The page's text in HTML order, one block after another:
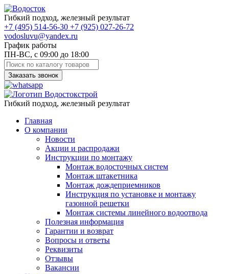
Гибкий подход, железный результат
+7 (495) 514-56-30 +7 (925) 027-26-72
vodosluvu@yandex.ru
График работы
ПН-ВС, с 09:00 до 18:00
Заказать звонок
Гибкий подход, железный результат
Главная
О компании
Новости
Акции и распродажи
Инструкции по монтажу
Монтаж водосточных систем
Монтаж штакетника
Монтаж дождеприемников
Инструкция по установке и монтажу
газонной решетки
Монтаж системы линейного водоотвода
Полезная информация
Гарантии и возврат
Вопросы и ответы
Реквизиты
Отзывы
Вакансии